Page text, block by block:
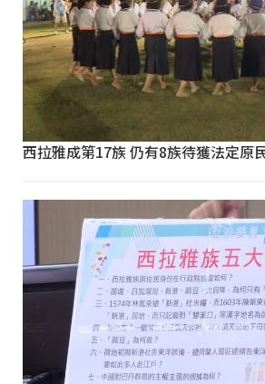
西拉雅成第17族 仍有8族待獲法定原